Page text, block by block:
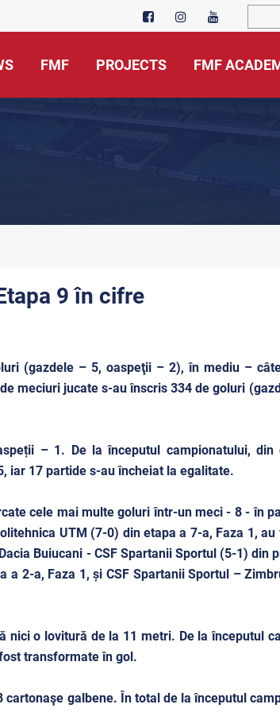
FMF PROJECTS FMF
9 în cifre
(gazdele – 5, oaspeţii – 2), în mediu –
meciuri jucate s-au înscris 334 de goluri
– 1. De la începutul campionatului,
iar 17 partide s-au încheiat la egalitate.
cele mai multe goluri într-un meci - 8 - în
UTM (7-0) din etapa a 7-a, Faza 1,
Buiucani - CSF Spartanii Sportul (5-1) din
a 2-a, Faza 1, și CSF Spartanii Sportul –
nici o lovitură de la 11 metri. De la începutul
transformate în gol.
galbene. În total de la începutul